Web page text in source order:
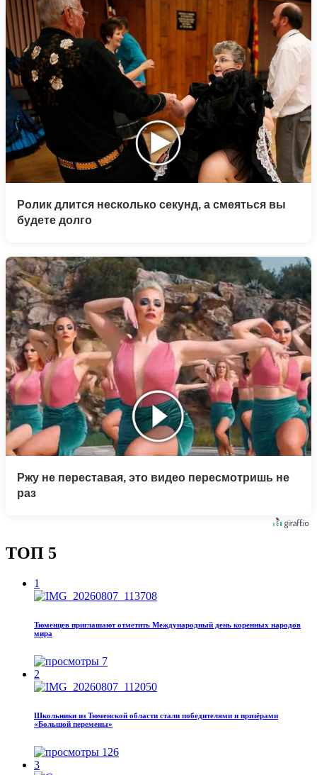
Ролик длится несколько секунд, а смеяться вы
будете долго
Ржу не переставая, это видео пересмотришь не
раз
ТОП 5
1
Тюменцев приглашают отметить Международный день коренных народов
мира
7
2
Школьники из Тюменской области стали победителями и призёрами
«Большой перемены»
126
3